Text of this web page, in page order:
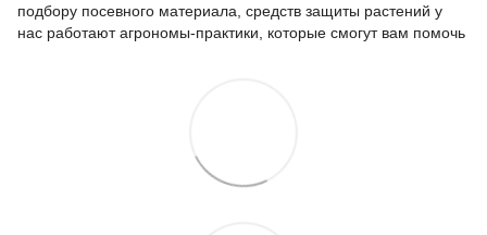
подбору посевного материала, средств защиты растений у
нас работают агрономы-практики, которые смогут вам помочь